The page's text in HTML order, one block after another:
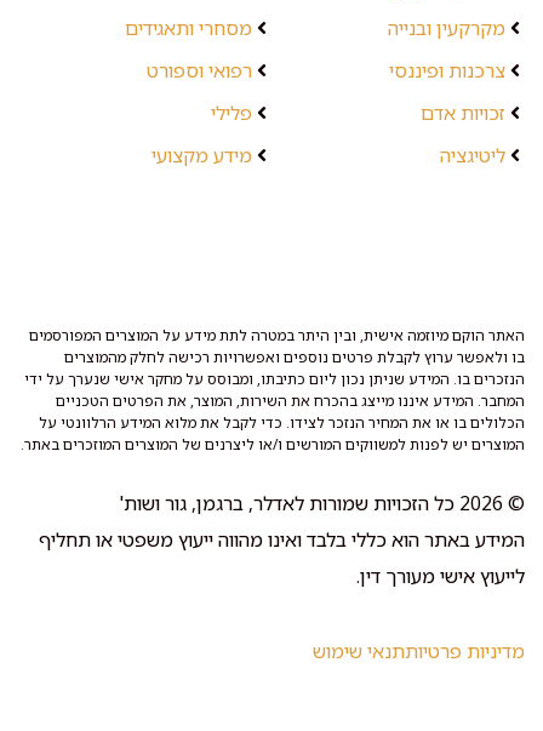
מקרקעין ובנייה
צרכנות ופיננסי
זכויות אדם
ליטיגציה
מסחרי ותאגידים
רפואי וספורט
פלילי
מידע מקצועי
האתר הוקם מיוזמה אישית, ובין היתר במטרה לתת מידע על המוצרים המפורסמים
בו ולאפשר ערוץ לקבלת פרטים נוספים ואפשרויות רכישה לחלק מהמוצרים
הנזכרים בו. המידע שניתן נכון ליום כתיבתו, ומבוסס על מחקר אישי שנערך על ידי
המחבר. המידע איננו מייצג בהכרח את השירות, המוצר, את הפרטים הטכניים
הכלולים בו או את המחיר הנזכר לצידו. כדי לקבל את מלוא המידע הרלוונטי על
המוצרים יש לפנות למשווקים המורשים ו/או ליצרנים של המוצרים המוזכרים באתר.
© 2026 כל הזכויות שמורות לאדלר, ברגמן, גור ושות'
המידע באתר הוא כללי בלבד ואינו מהווה ייעוץ משפטי או תחליף
לייעוץ אישי מעורך דין.
מדיניות פרטיותתנאי שימוש